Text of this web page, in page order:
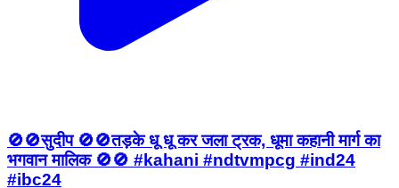
🚫🚫सुदीप 🚫🚫तड़के धू धू कर जला ट्रक, धूमा कहानी मार्ग का
भगवान मालिक 🚫🚫 #kahani #ndtvmpcg #ind24
#ibc24